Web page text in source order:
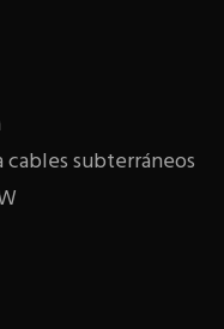
cables subterráneos